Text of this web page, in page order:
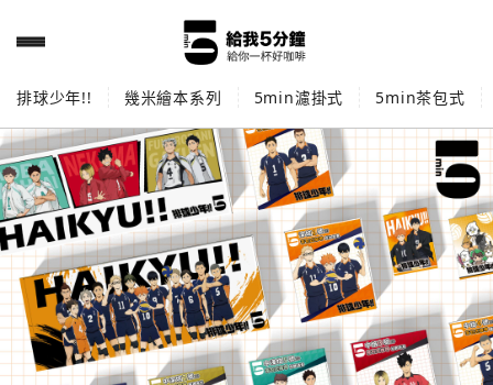
排球少年!! 幾米繪本系列 5min濾掛式 5min茶包式